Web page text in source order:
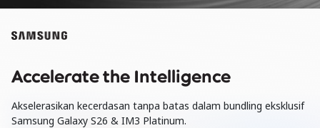
Accelerate the Intelligence
Akselerasikan kecerdasan tanpa batas dalam bundling eksklusif
Samsung Galaxy S26 & IM3 Platinum.